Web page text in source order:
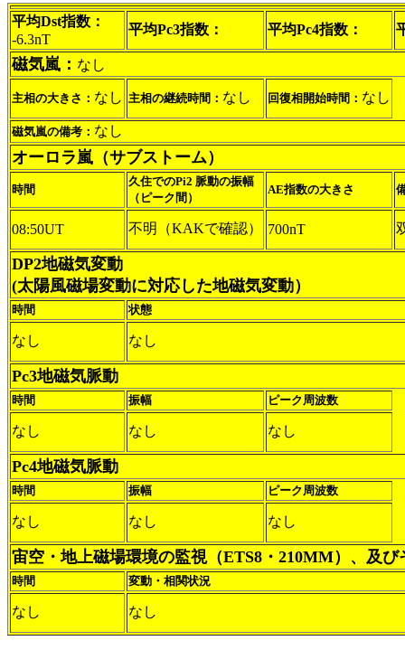
平均Dst指数：
-6.3nT
平均Pc3指数： 平均Pc4指数：
磁気嵐： なし
主相の大きさ： なし 主相の継続時間： なし 回復相開始時間： なし
磁気嵐の備考： なし
オーロラ嵐（サブストーム）
時間
久住でのPi2 脈動の振幅
（ピーク間）
AE指数の大きさ
08:50UT 不明（KAKで確認） 700nT
DP2地磁気変動
(太陽風磁場変動に対応した地磁気変動）
時間 状態
なし なし
Pc3地磁気脈動
時間 振幅 ピーク周波数
なし なし なし
Pc4地磁気脈動
時間 振幅 ピーク周波数
なし なし なし
宙空・地上磁場環境の監視（ETS8・210MM）、及び
時間 変動・相関状況
なし なし